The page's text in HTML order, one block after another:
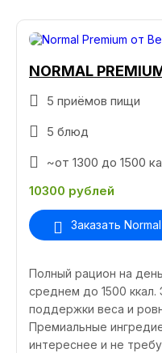
NORMAL
5 приёмов пищи
5 блюд
~от 1300 до 1500
10300 рублей
Заказать Normal
Полный рацион на
среднем до 1500
поддержки веса и
Премиальные
интереснее и не